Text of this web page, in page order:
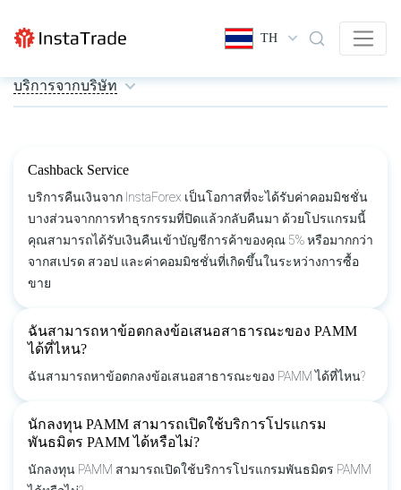
TH
บริการจากบริษัท
Cashback Service
บริการคืนเงินจาก InstaForex เป็นโอกาสที่จะได้รับค่าคอมมิชชั่น
บางส่วนจากการทำธุรกรรมที่ปิดแล้วกลับคืนมา ด้วยโปรแกรมนี้
คุณสามารถได้รับเงินคืนเข้าบัญชีการค้าของคุณ 5% หรือมากกว่า
จากสเปรด สวอป และค่าคอมมิชชั่นที่เกิดขึ้นในระหว่างการซื้อ
ขาย
ฉันสามารถหาข้อตกลงข้อเสนอสาธารณะของ PAMM
ได้ที่ไหน?
ฉันสามารถหาข้อตกลงข้อเสนอสาธารณะของ PAMM ได้ที่ไหน?
นักลงทุน PAMM สามารถเปิดใช้บริการโปรแกรม
พันธมิตร PAMM ได้หรือไม่?
นักลงทุน PAMM สามารถเปิดใช้บริการโปรแกรมพันธมิตร PAMM